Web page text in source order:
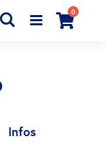
Cart
0Artikel
Search
Infos